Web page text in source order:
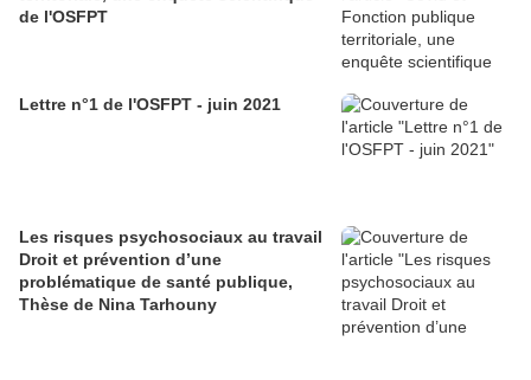
de l'OSFPT
Lettre n°1 de l'OSFPT - juin 2021
Les risques psychosociaux au travail
Droit et prévention d’une
problématique de santé publique,
Thèse de Nina Tarhouny